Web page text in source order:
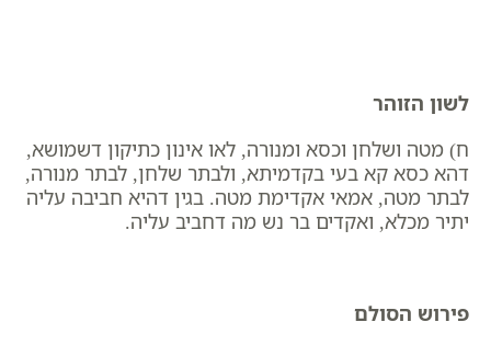
לשון הזוהר
ח) מטה ושלחן וכסא ומנורה, לאו אינון כתיקון דשמושא,
דהא כסא קא בעי בקדמיתא, ולבתר שלחן, לבתר מנורה,
לבתר מטה, אמאי אקדימת מטה. בגין דהיא חביבה עליה
יתיר מכלא, ואקדים בר נש מה דחביב עליה.
פירוש הסולם